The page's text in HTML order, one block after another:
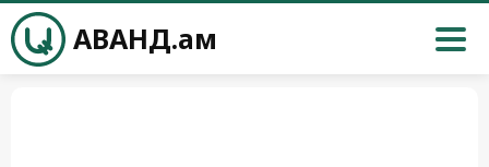
АВАНД.ам